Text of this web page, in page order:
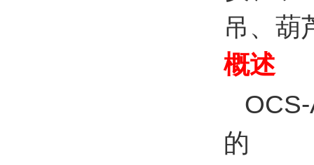
吊、葫
概述
的